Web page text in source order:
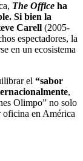
The Office ha
Si bien la
Carell (2005-
espectadores, la
en un ecosistema
el “sabor
,
Olimpo” no solo
oficina en América